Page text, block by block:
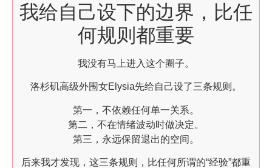
我给自己设下的边界，比任
何规则都重要
我没有马上进入这个圈子。
洛杉矶高级外围女Elysia先给自己设了三条规则。
第一，不依赖任何单一关系。
第二，不在情绪波动时做决定。
第三，永远保留退出的空间。
后来我才发现，这三条规则，比任何所谓的“经验”都重